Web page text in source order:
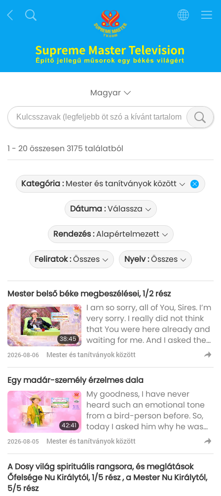
Magyar
1 - 20 összesen 3175 találatból
Kategória :Mester és tanítványok között
Dátuma :Válassza
Rendezés :Alapértelmezett
Feliratok :Összes Nyelv :Összes
Mester belső béke megbeszélései, 1/2 rész
38:45
I am so sorry, all of You, Sires. I’m
very sorry. I really did not think
that You were here already and
waiting for me. And I asked the
King of Peace, why couldn’t we
just do it now, tonight – talk to
“Cannot, because Peace Karma
obstructs the meeting.” Oh my
GOD, I felt so disappointed. […]
Alright, let’s pray. I’ll talk to you
as soon as the King, the first King
of thi
2026-08-06 Mester és tanítványok között
Egy madár-személy érzelmes dala
42:41
My goodness, I have never
heard such an emotional tone
from a bird-person before. So,
today I asked him why he was
crying. So, he said because he
saw… He was so emotional, so
peace, he could see peace. He
was “feeling peace, seeing
2026-08-05 Mester és tanítványok között
A Dosy világ spirituális rangsora, és meglátások
Őfelsége Nu Királytól, 1/5 rész , a Mester Nu Királytól,
5/5 rész